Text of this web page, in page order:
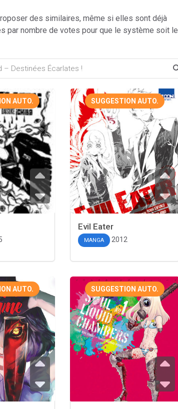
des similaires, même si elles sont déjà
nombre de votes pour que le système soit le
AUTO. SUGGESTION AUTO.
Evil Eater
MANGA 2012
AUTO. SUGGESTION AUTO.